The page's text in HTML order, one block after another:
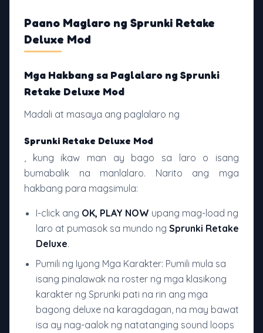
Paano Maglaro ng Sprunki Retake
Deluxe Mod
Mga Hakbang sa Paglalaro ng Sprunki
Retake Deluxe Mod
Madali at masaya ang paglalaro ng
Sprunki Retake Deluxe Mod
, kung ikaw man ay bago sa laro o isang
bumabalik na manlalaro. Narito ang mga
hakbang para magsimula:
I-click ang OK, PLAY NOW upang mag-load ng
laro at pumasok sa mundo ng Sprunki Retake
Deluxe.
Pumili ng Iyong Mga Karakter: Pumili mula sa
isang pinalawak na roster ng mga klasikong
karakter ng Sprunki pati na rin ang mga
bagong deluxe na karagdagan, na may bawat
isa ay nag-aalok ng natatanging sound loops